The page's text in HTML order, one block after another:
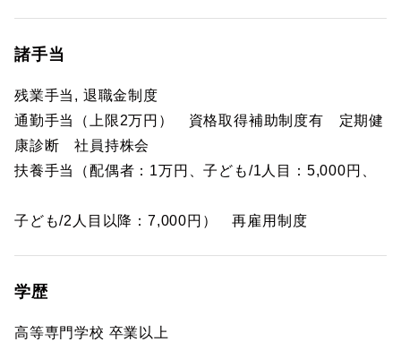
諸手当
残業手当, 退職金制度
通勤手当（上限2万円） 資格取得補助制度有 定期健
康診断 社員持株会
扶養手当（配偶者：1万円、子ども/1人目：5,000円、
子ども/2人目以降：7,000円） 再雇用制度
学歴
高等専門学校 卒業以上